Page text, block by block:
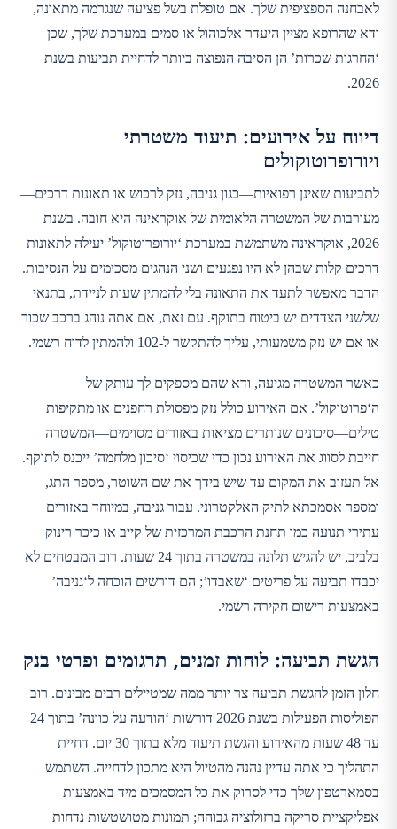
לאבחנה הספציפית שלך. אם טופלת בשל פציעה שנגרמה מתאונה,
ודא שהרופא מציין היעדר אלכוהול או סמים במערכת שלך, שכן
‘החרגות שכרות’ הן הסיבה הנפוצה ביותר לדחיית תביעות בשנת
2026.
דיווח על אירועים: תיעוד משטרתי
ויורופרוטוקולים
לתביעות שאינן רפואיות—כגון גניבה, נזק לרכוש או תאונות דרכים—
מעורבות של המשטרה הלאומית של אוקראינה היא חובה. בשנת
2026, אוקראינה משתמשת במערכת ‘יורופרוטוקול’ יעילה לתאונות
דרכים קלות שבהן לא היו נפגעים ושני הנהגים מסכימים על הנסיבות.
הדבר מאפשר לתעד את התאונה בלי להמתין שעות לניידת, בתנאי
שלשני הצדדים יש ביטוח בתוקף. עם זאת, אם אתה נוהג ברכב שכור
או אם יש נזק משמעותי, עליך להתקשר ל-102 ולהמתין לדוח רשמי.
כאשר המשטרה מגיעה, ודא שהם מספקים לך עותק של
ה‘פרוטוקול’. אם האירוע כולל נזק מפסולת רחפנים או מתקיפות
טילים—סיכונים שנותרים מציאות באזורים מסוימים—המשטרה
חייבת לסווג את האירוע נכון כדי שכיסוי ‘סיכון מלחמה’ ייכנס לתוקף.
אל תעזוב את המקום עד שיש בידך את שם השוטר, מספר התג,
ומספר אסמכתא לתיק האלקטרוני. עבור גניבה, במיוחד באזורים
עתירי תנועה כמו תחנת הרכבת המרכזית של קייב או כיכר רינוק
בלביב, יש להגיש תלונה במשטרה בתוך 24 שעות. רוב המבטחים לא
יכבדו תביעה על פריטים ‘שאבדו’; הם דורשים הוכחה ל‘גניבה’
באמצעות רישום חקירה רשמי.
הגשת תביעה: לוחות זמנים, תרגומים ופרטי בנק
חלון הזמן להגשת תביעה צר יותר ממה שמטיילים רבים מבינים. רוב
הפוליסות הפעילות בשנת 2026 דורשות ‘הודעה על כוונה’ בתוך 24
עד 48 שעות מהאירוע והגשת תיעוד מלא בתוך 30 יום. דחיית
התהליך כי אתה עדיין נהנה מהטיול היא מתכון לדחייה. השתמש
בסמארטפון שלך כדי לסרוק את כל המסמכים מיד באמצעות
אפליקציית סריקה ברזולוציה גבוהה; תמונות מטושטשות נדחות